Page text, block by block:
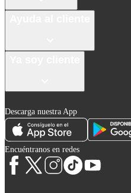
Descarga nuestra App
Encuéntranos en redes